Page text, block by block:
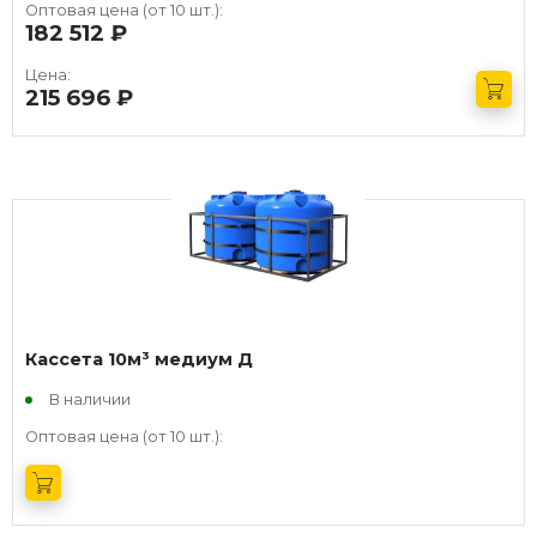
Оптовая цена (от 10 шт.):
182 512
Цена:
215 696
Кассета 10м³ медиум Д
В наличии
Оптовая цена (от 10 шт.):